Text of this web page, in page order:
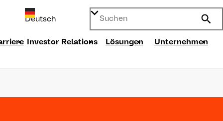
Search
Investor Relations Lösungen Unternehmen